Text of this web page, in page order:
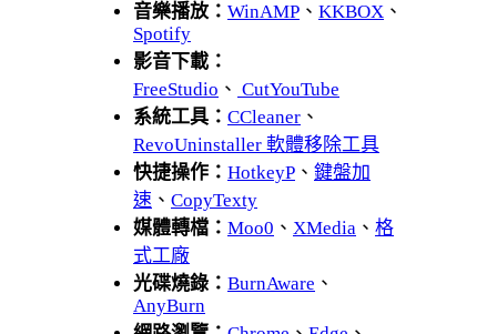
音樂播放： WinAMP 、 KKBOX 、
Spotify
影音下載：
FreeStudio 、 CutYouTube
系統工具： CCleaner 、
RevoUninstaller 軟體移除工具
快捷操作： HotkeyP 、 鍵盤加
速 、 CopyTexty
媒體轉檔： Moo0 、 XMedia 、 格
式工廠
光碟燒錄： BurnAware 、
AnyBurn